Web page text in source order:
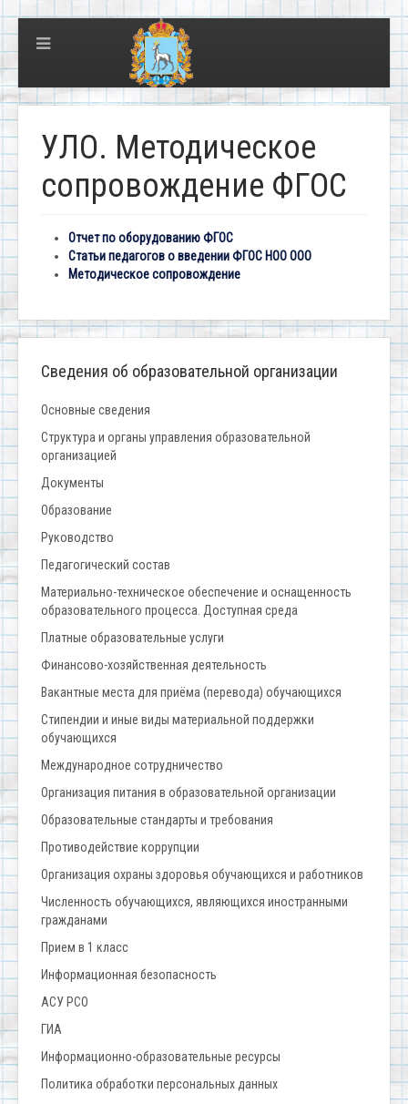
УЛО. Методическое
сопровождение ФГОС
Отчет по оборудованию ФГОС
Статьи педагогов о введении ФГОС НОО ООО
Методическое сопровождение
Сведения об образовательной организации
Основные сведения
Структура и органы управления образовательной
организацией
Документы
Образование
Руководство
Педагогический состав
Материально-техническое обеспечение и оснащенность
образовательного процесса. Доступная среда
Платные образовательные услуги
Финансово-хозяйственная деятельность
Вакантные места для приёма (перевода) обучающихся
Стипендии и иные виды материальной поддержки
обучающихся
Международное сотрудничество
Организация питания в образовательной организации
Образовательные стандарты и требования
Противодействие коррупции
Организация охраны здоровья обучающихся и работников
Численность обучающихся, являющихся иностранными
гражданами
Прием в 1 класс
Информационная безопасность
АСУ РСО
ГИА
Информационно-образовательные ресурсы
Политика обработки персональных данных